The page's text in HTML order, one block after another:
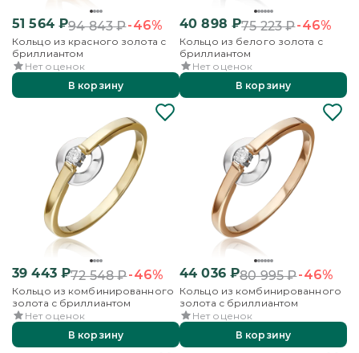
51 564₽94 843₽-46%
Кольцо из красного золота с
бриллиантом
Нет оценок
В корзину
40 898 ₽75 223₽-46%
Кольцо из белого золота с
бриллиантом
Нет оценок
В корзину
39 443₽72 548₽-46%
Кольцо из комбинированного
золота с бриллиантом
Нет оценок
В корзину
44 036₽80 995₽-46%
Кольцо из комбинированного
золота с бриллиантом
Нет оценок
В корзину